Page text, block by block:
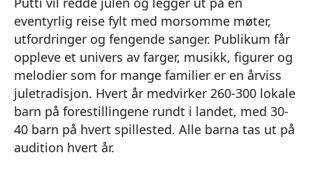
eventyrlig reise fylt med morsomme møter,
utfordringer og fengende sanger. Publikum får
oppleve et univers av farger, musikk, figurer og
melodier som for mange familier er en årviss
juletradisjon. Hvert år medvirker 260-300 lokale
barn på forestillingene rundt i landet, med 30-
40 barn på hvert spillested. Alle barna tas ut på
audition hvert år.